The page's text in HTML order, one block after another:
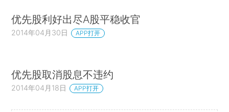
优先股利好出尽A股平稳收官
2014年04月30日 APP打开
优先股取消股息不违约
2014年04月18日 APP打开